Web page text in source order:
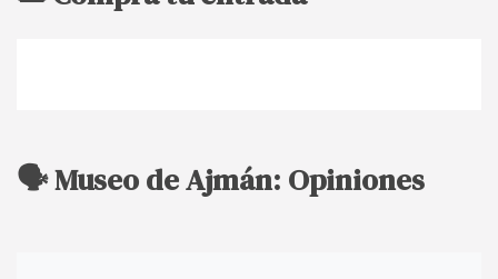
🗣️ Museo de Ajmán: Opiniones